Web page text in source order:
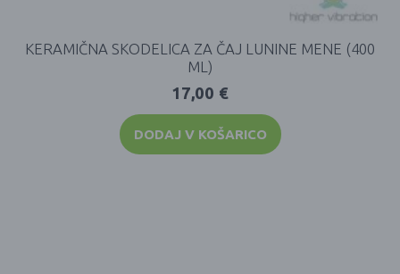
KERAMIČNA SKODELICA ZA ČAJ LUNINE MENE (400
ML)
17,00 €
DODAJ V KOŠARICO